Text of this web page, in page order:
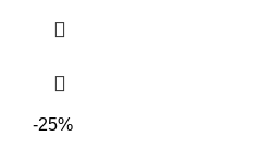
-25%